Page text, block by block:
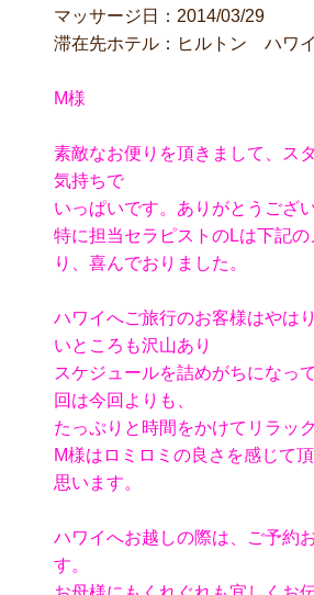
マッサージ日：2014/03/29
滞在先ホテル：ヒルトン ハワ
M様
素敵なお便りを頂きまして、ス
気持ちで
いっぱいです。ありがとうござ
特に担当セラピストのLは下記の
り、喜んでおりました。
ハワイへご旅行のお客様はやは
いところも沢山あり
スケジュールを詰めがちになっ
回は今回よりも、
たっぷりと時間をかけてリラッ
M様はロミロミの良さを感じて
思います。
ハワイへお越しの際は、ご予約
す。